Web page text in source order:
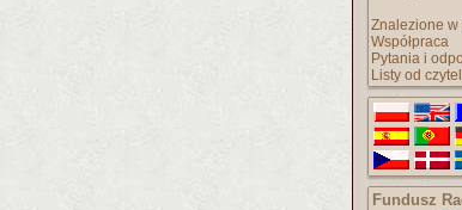
Znalezione w
Współpraca
Pytania i
Listy od
Fundusz